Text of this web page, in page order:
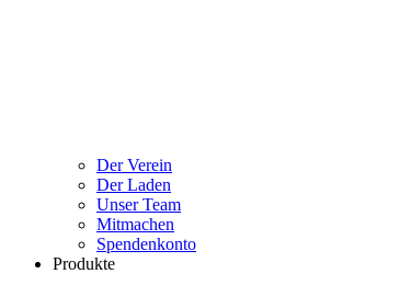
Der Verein
Der Laden
Unser Team
Mitmachen
Spendenkonto
Produkte